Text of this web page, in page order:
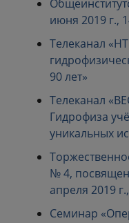
июня 2019 г.,
Телеканал
90 лет»
Телеканал
Гидрофиза
уникальных
№ 4,
апреля 2019
Семинар